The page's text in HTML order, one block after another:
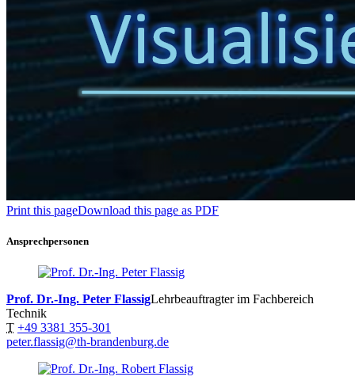
Print this pageDownload this page as PDF
Ansprechpersonen
Prof. Dr.-Ing. Peter FlassigLehrbeauftragter im Fachbereich
Technik
T +49 3381 355-301
peter.flassig@th-brandenburg.de